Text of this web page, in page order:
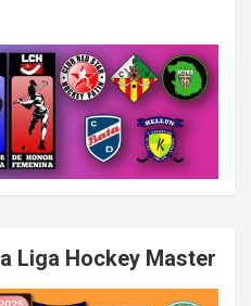
Liga Hockey Master